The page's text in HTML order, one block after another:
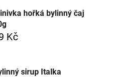
hořká bylinný čaj
Kč
sirup Italka